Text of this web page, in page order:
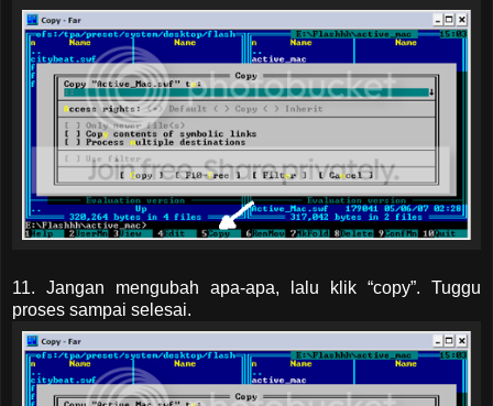
11. Jangan mengubah apa-apa, lalu klik “copy”. Tuggu
proses sampai selesai.